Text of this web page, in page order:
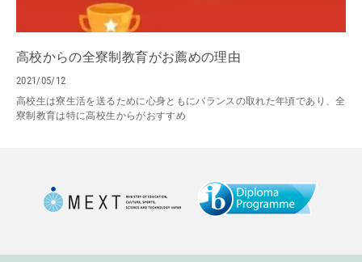
高校からの全寮制教育がお薦めの理由
2021/05/12
高校生は寮生活を送るために心身ともにバランスの取れた年頃であり、全
寮制教育は特に高校生からがおすすめ